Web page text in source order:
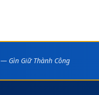
— Gìn Giữ Thành Công